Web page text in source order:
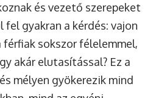
és vezető szerepeket
gyakran a kérdés: vajon
férfiak sokszor félelemmel,
akár elutasítással? Ez a
mélyen gyökerezik mind